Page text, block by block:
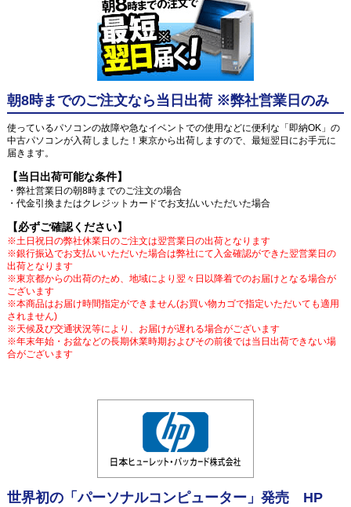
朝8時までのご注文なら当日出荷 ※弊社営業日のみ
使っているパソコンの故障や急なイベントでの使用などに便利な「即納OK」の
中古パソコンが入荷しました！東京から出荷しますので、最短翌日にお手元に
届きます。
【当日出荷可能な条件】
・弊社営業日の朝8時までのご注文の場合
・代金引換またはクレジットカードでお支払いいただいた場合
【必ずご確認ください】
※土日祝日の弊社休業日のご注文は翌営業日の出荷となります
※銀行振込でお支払いいただいた場合は弊社にて入金確認ができた翌営業日の
出荷となります
※東京都からの出荷のため、地域により翌々日以降着でのお届けとなる場合が
ございます
※本商品はお届け時間指定ができません(お買い物カゴで指定いただいても適用
されません)
※天候及び交通状況等により、お届けが遅れる場合がございます
※年末年始・お盆などの長期休業時期およびその前後では当日出荷できない場
合がございます
世界初の「パーソナルコンピューター」発売 HP